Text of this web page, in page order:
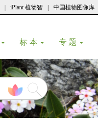
iPlant 植物智 中国植物图像库
标 本 专 题